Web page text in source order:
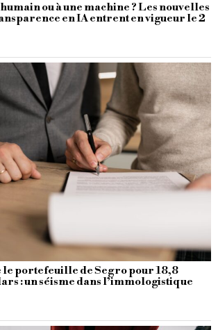
ou à une machine ? Les nouvelles
en IA entrent en vigueur le 2
portefeuille de Segro pour 18,8
: un séisme dans l’immologistique